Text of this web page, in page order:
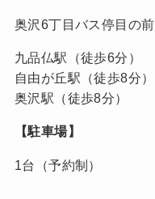
奥沢6丁目バス停目の前
九品仏駅（徒歩6分）
自由が丘駅（徒歩8分）
奥沢駅（徒歩8分）
【駐車場】
1台（予約制）